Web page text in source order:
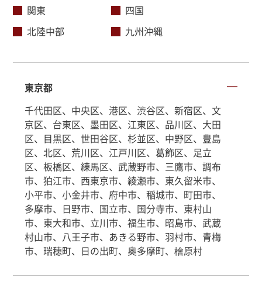
関東
北陸中部
四国
九州沖縄
東京都
千代田区、中央区、港区、渋谷区、新宿区、文
京区、台東区、墨田区、江東区、品川区、大田
区、目黒区、世田谷区、杉並区、中野区、豊島
区、北区、荒川区、江戸川区、葛飾区、足立
区、板橋区、練馬区、武蔵野市、三鷹市、調布
市、狛江市、西東京市、綾瀬市、東久留米市、
小平市、小金井市、府中市、稲城市、町田市、
多摩市、日野市、国立市、国分寺市、東村山
市、東大和市、立川市、福生市、昭島市、武蔵
村山市、八王子市、あきる野市、羽村市、青梅
市、瑞穂町、日の出町、奥多摩町、檜原村